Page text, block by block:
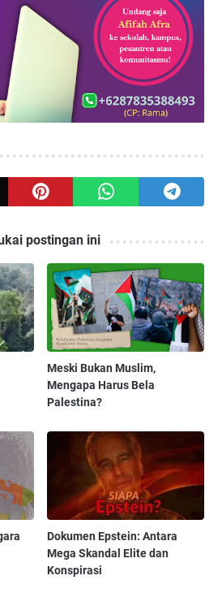
postingan ini
Meski Bukan Muslim,
Mengapa Harus Bela
Palestina?
Dokumen Epstein: Antara
Mega Skandal Elite dan
Konspirasi